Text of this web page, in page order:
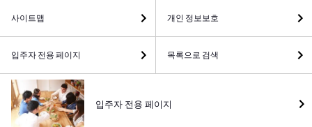
사이트맵 개인 정보보호
입주자 전용 페이지 목록으로 검색
입주자 전용 페이지